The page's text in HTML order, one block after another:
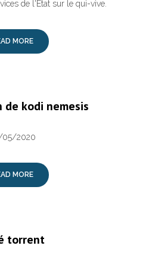
de l'État sur le qui-vive.
MORE
de kodi nemesis
05/2020
MORE
torrent